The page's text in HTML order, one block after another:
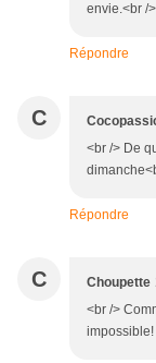
envie.<br /
Répondre
C
<br /> De
Répondre
C Choupette
<br />
impossible!